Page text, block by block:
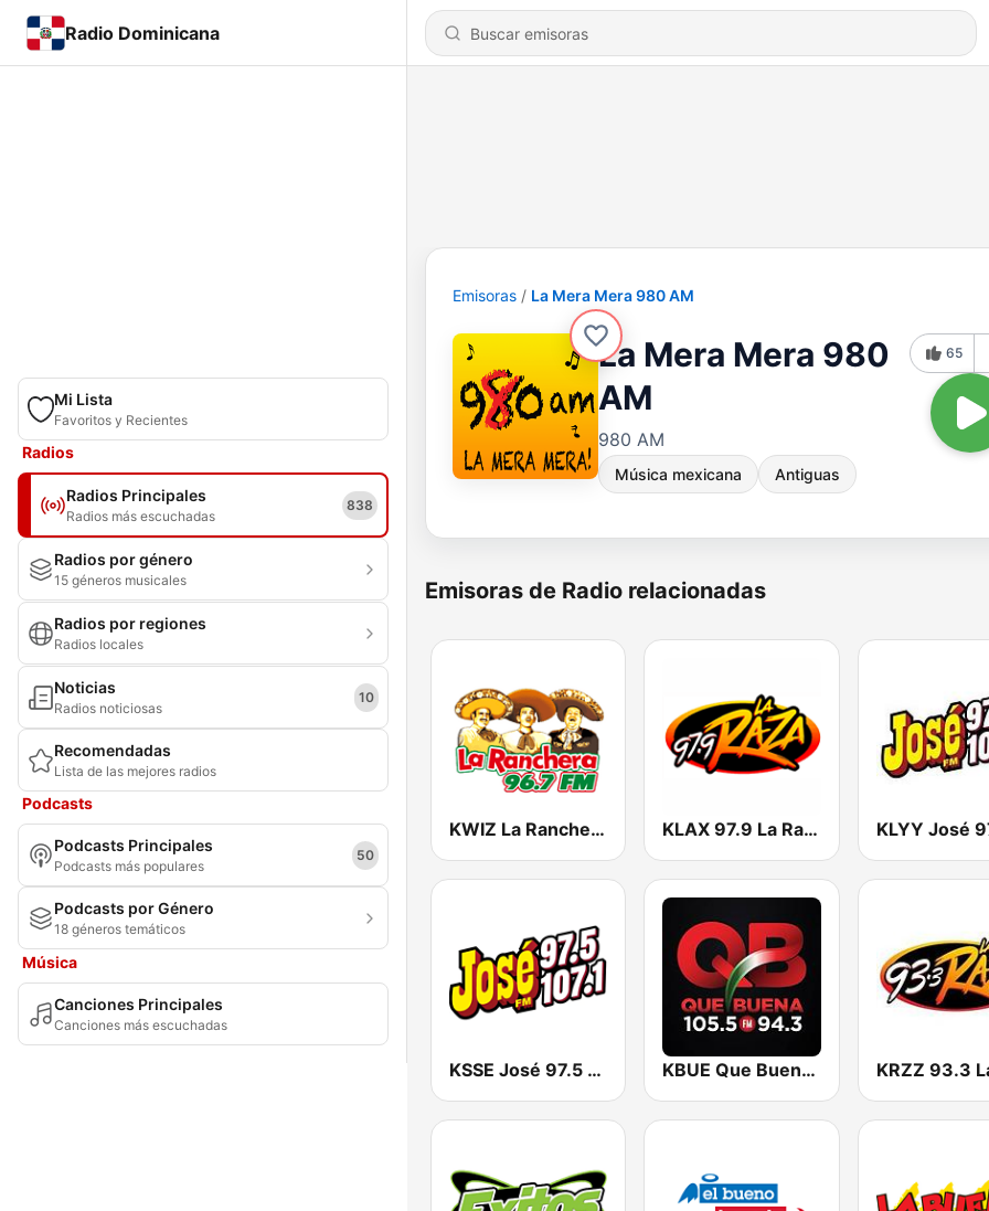
Radio Dominicana
Mi Lista
Favoritos y Recientes
Radios
Radios Principales
Radios más escuchadas
838
Radios por género
15 géneros musicales
Radios por regiones
Radios locales
Noticias
Radios noticiosas
10
Recomendadas
Lista de las mejores radios
Podcasts
Podcasts Principales
Podcasts más populares
50
Podcasts por Género
18 géneros temáticos
Música
Canciones Principales
Canciones más escuchadas
Emisoras La Mera Mera 980 AM
La Mera Mera 980
AM
980 AM
Música mexicana Antiguas
65
Emisoras de Radio relacionadas
KWIZ La Ranchera 96.7 FM (US Only) KLAX 97.9 La Raza FM
KSSE José 97.5 y 107.1 KBUE Que Buena 105.5 / 94.3 FM (US Only)